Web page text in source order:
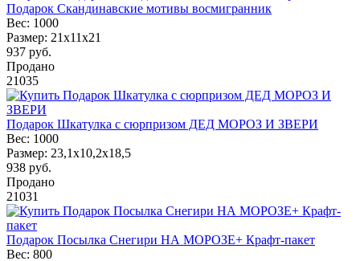
Подарок Скандинавские мотивы восмигранник
Вес: 1000
Размер: 21х11х21
937 руб.
Продано
21035
Подарок Шкатулка с сюрпризом ДЕД МОРОЗ И ЗВЕРИ
Вес: 1000
Размер: 23,1х10,2х18,5
938 руб.
Продано
21031
Подарок Посылка Снегири НА МОРОЗЕ+ Крафт-пакет
Вес: 800